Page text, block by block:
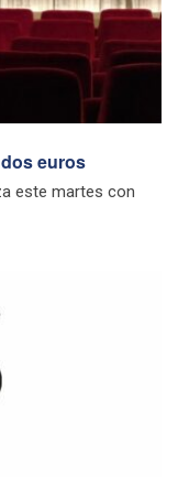
euros
este martes con